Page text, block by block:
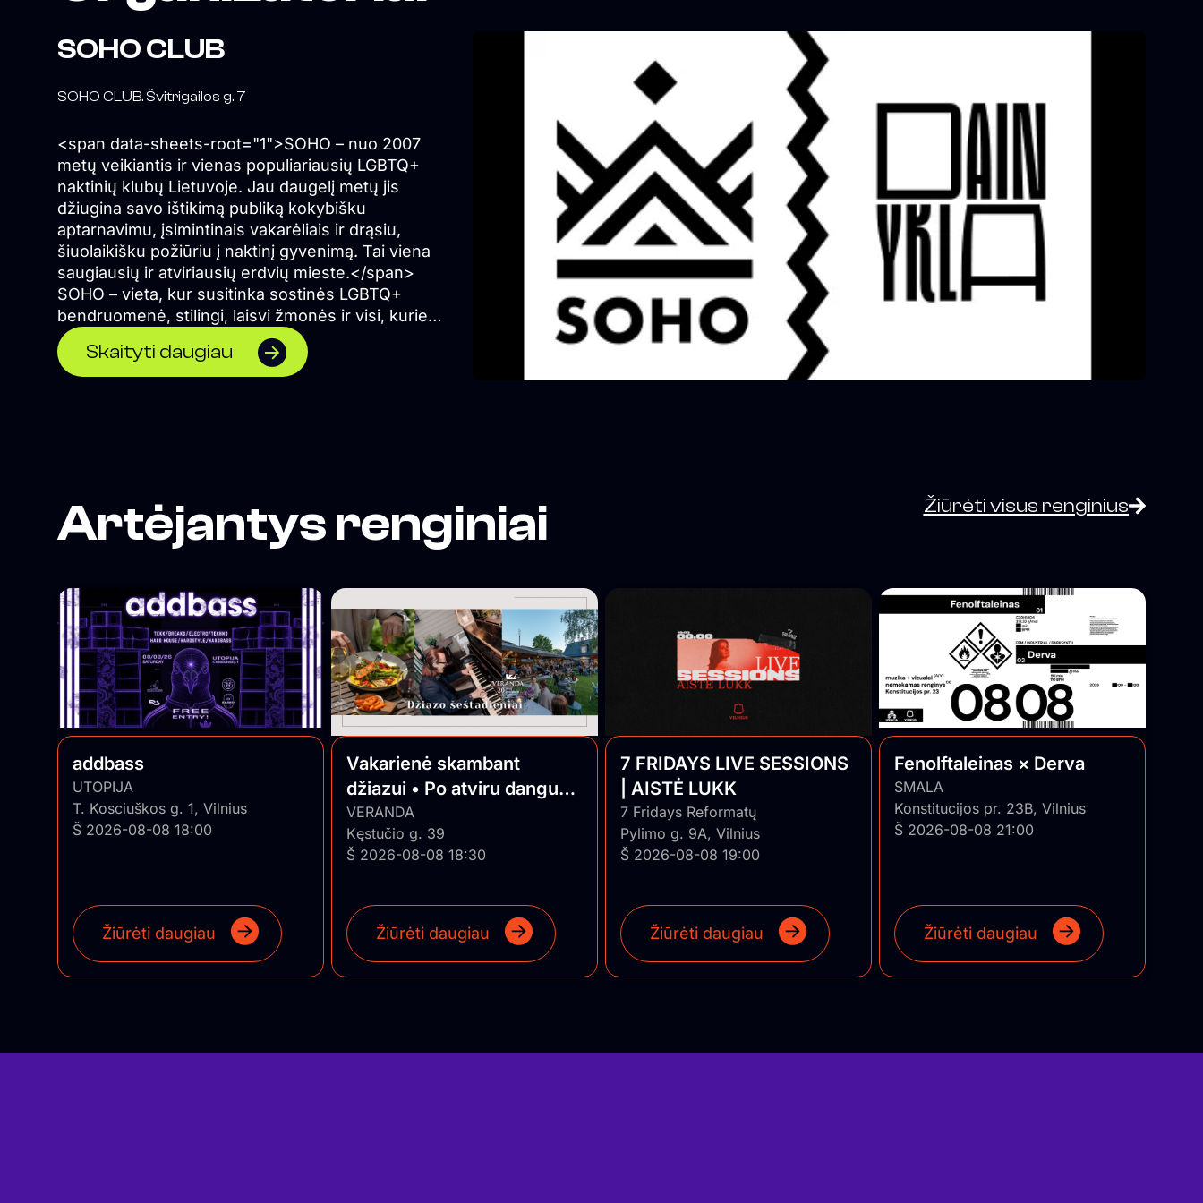
SOHO CLUB
SOHO CLUB. Švitrigailos g. 7
<span data-sheets-root="1">SOHO – nuo 2007
metų veikiantis ir vienas populiariausių LGBTQ+
naktinių klubų Lietuvoje. Jau daugelį metų jis
džiugina savo ištikimą publiką kokybišku
aptarnavimu, įsimintinais vakarėliais ir drąsiu,
šiuolaikišku požiūriu į naktinį gyvenimą. Tai viena
saugiausių ir atviriausių erdvių mieste.</span>
SOHO – vieta, kur susitinka sostinės LGBTQ+
bendruomenė, stilingi, laisvi žmonės ir visi, kurie
ieško geros energijos bei nepamirštamų nakties
akimirkų.
Skaityti daugiau
Artėjantys renginiai Žiūrėti visus renginius
addbass
UTOPIJA
T. Kosciuškos g. 1, Vilnius
Š 2026-08-08 18:00
Žiūrėti daugiau
Vakarienė skambant
džiazui • Po atviru dangumi
• Piano Jazz
VERANDA
Kęstučio g. 39
Š 2026-08-08 18:30
Žiūrėti daugiau
7 FRIDAYS LIVE SESSIONS
| AISTĖ LUKK
7 Fridays Reformatų
Pylimo g. 9A, Vilnius
Š 2026-08-08 19:00
Žiūrėti daugiau
Fenolftaleinas × Derva
SMALA
Konstitucijos pr. 23B, Vilnius
Š 2026-08-08 21:00
Žiūrėti daugiau